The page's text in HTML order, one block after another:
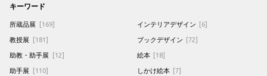
キーワード
所蔵品展 [169]
教授展 [181]
助教・助手展 [12]
助手展 [110]
インテリアデザイン [6]
ブックデザイン [72]
絵本 [18]
しかけ絵本 [7]